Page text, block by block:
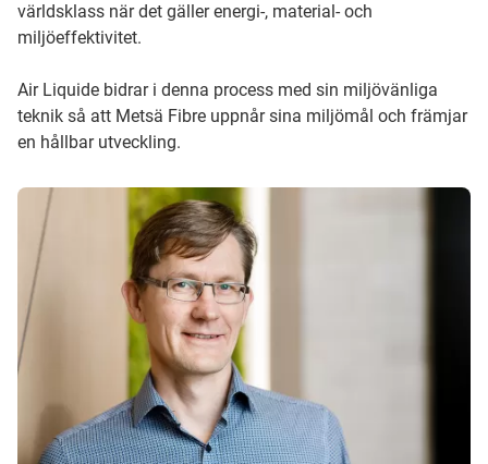
världsklass när det gäller energi-, material- och
miljöeffektivitet.
Air Liquide bidrar i denna process med sin miljövänliga
teknik så att Metsä Fibre uppnår sina miljömål och främjar
en hållbar utveckling.